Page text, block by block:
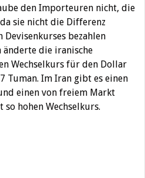
den Importeuren nicht, die
sie nicht die Differenz
Devisenkurses bezahlen
änderte die iranische
Wechselkurs für den Dollar
Tuman. Im Iran gibt es einen
einen von freiem Markt
hohen Wechselkurs.